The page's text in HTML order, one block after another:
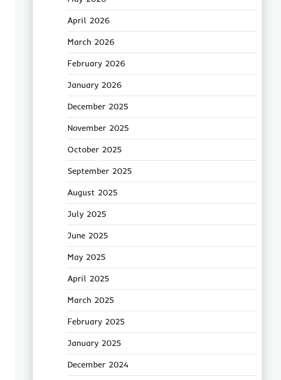
April 2026
March 2026
February 2026
January 2026
December 2025
November 2025
October 2025
September 2025
August 2025
July 2025
June 2025
May 2025
April 2025
March 2025
February 2025
January 2025
December 2024